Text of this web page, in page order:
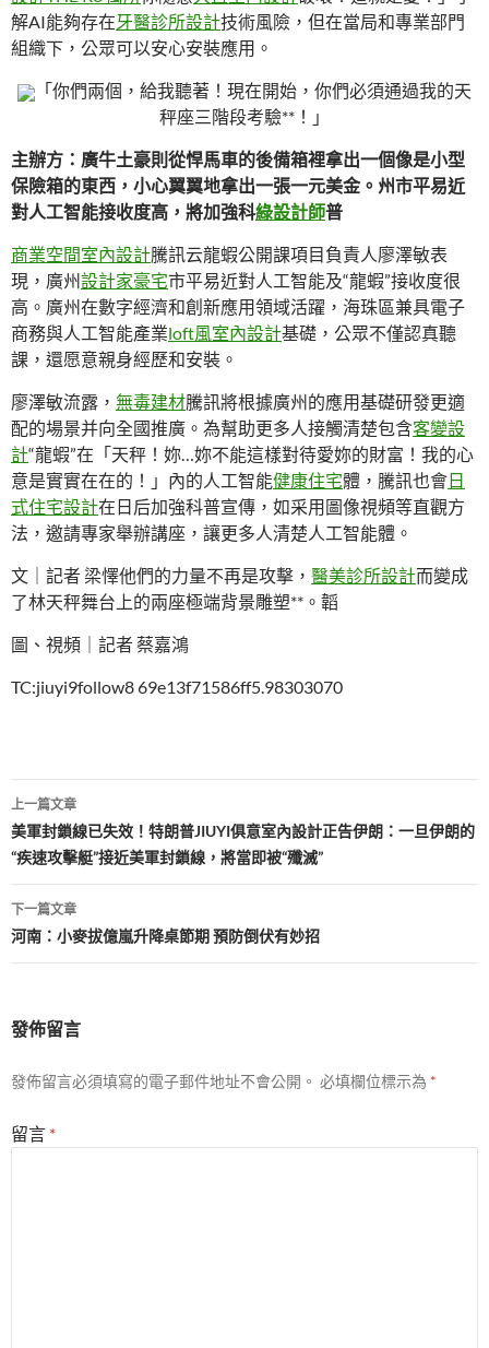
解AI能夠存在牙醫診所設計技術風險，但在當局和專業部門
組織下，公眾可以安心安裝應用。
「你們兩個，給我聽著！現在開始，你們必須通過我的天
秤座三階段考驗**！」
主辦方：廣牛土豪則從悍馬車的後備箱裡拿出一個像是小型
保險箱的東西，小心翼翼地拿出一張一元美金。州市平易近
對人工智能接收度高，將加強科綠設計師普
商業空間室內設計騰訊云龍蝦公開課項目負責人廖澤敏表
現，廣州設計家豪宅市平易近對人工智能及“龍蝦”接收度很
高。廣州在數字經濟和創新應用領域活躍，海珠區兼具電子
商務與人工智能產業loft風室內設計基礎，公眾不僅認真聽
課，還愿意親身經歷和安裝。
廖澤敏流露， 無毒建材騰訊將根據廣州的應用基礎研發更適
配的場景并向全國推廣。為幫助更多人接觸清楚包含客變設
計“龍蝦”在「天秤！妳…妳不能這樣對待愛妳的財富！我的心
意是實實在在的！」內的人工智能健康住宅體，騰訊也會日
式住宅設計在日后加強科普宣傳，如采用圖像視頻等直觀方
法，邀請專家舉辦講座，讓更多人清楚人工智能體。
文｜記者 梁懌他們的力量不再是攻擊， 醫美診所設計而變成
了林天秤舞台上的兩座極端背景雕塑**。韜
圖、視頻｜記者 蔡嘉鴻
TC:jiuyi9follow8 69e13f71586ff5.98303070
文
章
導
覽
上一篇文章
美軍封鎖線已失效！特朗普JIUYI俱意室內設計正告伊朗：一旦伊朗的
“疾速攻擊艇”接近美軍封鎖線，將當即被“殲滅”
下一篇文章
河南：小麥拔億嵐升降桌節期 預防倒伏有妙招
發佈留言
發佈留言必須填寫的電子郵件地址不會公開。 必填欄位標示為 *
留言 *